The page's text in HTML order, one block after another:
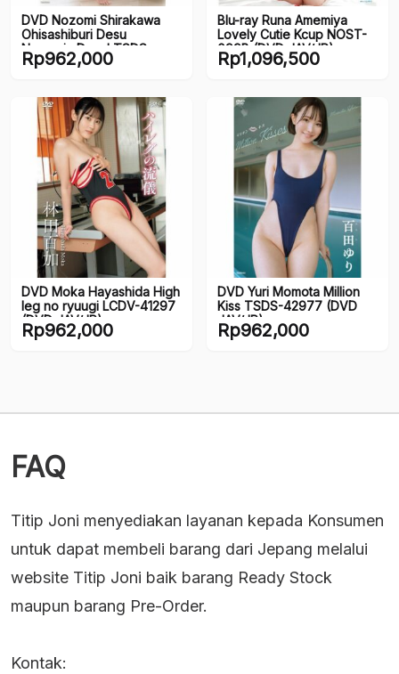
DVD Nozomi Shirakawa
Ohisashiburi Desu
Nozomin Desu! TSDS-
42862 (DVD JAV/JP)
Rp962,000
Blu-ray Runa Amemiya
Lovely Cutie Kcup NOST-
099B (DVD JAV/JP)
Rp1,096,500
DVD Moka Hayashida High
leg no ryuugi LCDV-41297
(DVD JAV/JP)
Rp962,000
DVD Yuri Momota Million
Kiss TSDS-42977 (DVD
JAV/JP)
Rp962,000
FAQ
Titip Joni menyediakan layanan kepada Konsumen
untuk dapat membeli barang dari Jepang melalui
website Titip Joni baik barang Ready Stock
maupun barang Pre-Order.
Kontak: